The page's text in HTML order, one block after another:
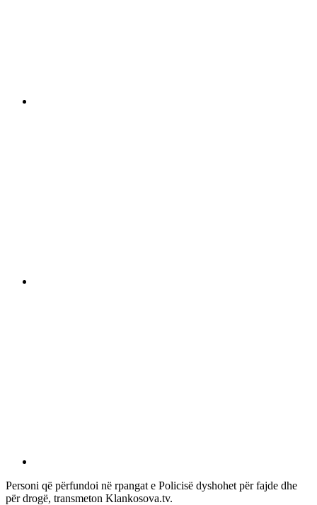
Personi që përfundoi në rpangat e Policisë dyshohet për fajde dhe
për drogë, transmeton Klankosova.tv.